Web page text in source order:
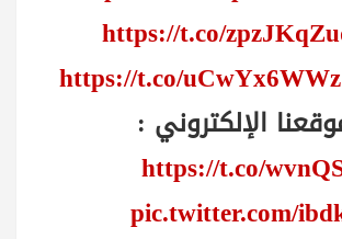
https://t.co/
https://t.co/
الإلكتروني :
https://t.co/
pic.twitter.com/